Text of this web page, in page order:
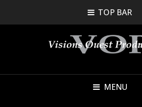
TOP BAR
MENU